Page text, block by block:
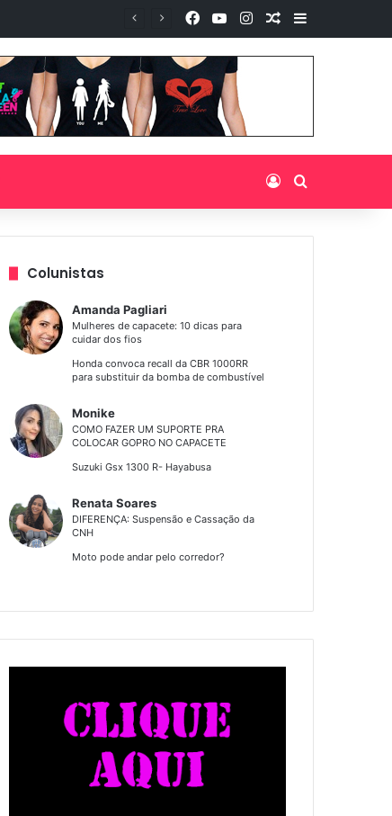
Facebook
YouTubeInstagramArtigo aleatório
EntrarProcurar
Colunistas
Amanda Pagliari
Mulheres de capacete: 10 dicas para
cuidar dos fios
Honda convoca recall da CBR 1000RR
para substituir da bomba de combustível
Monike
COMO FAZER UM SUPORTE PRA
COLOCAR GOPRO NO CAPACETE
Suzuki Gsx 1300 R- Hayabusa
Renata Soares
DIFERENÇA: Suspensão e Cassação da
CNH
Moto pode andar pelo corredor?